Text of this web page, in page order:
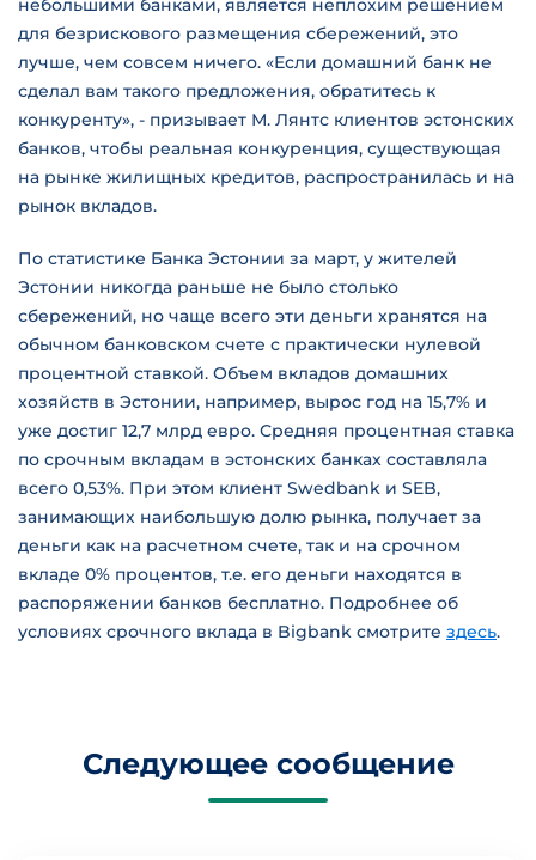
небольшими банками, является неплохим решением
для безрискового размещения сбережений, это
лучше, чем совсем ничего. «Если домашний банк не
сделал вам такого предложения, обратитесь к
конкуренту», - призывает М. Лянтс клиентов эстонских
банков, чтобы реальная конкуренция, существующая
на рынке жилищных кредитов, распространилась и на
рынок вкладов.
По статистике Банка Эстонии за март, у жителей
Эстонии никогда раньше не было столько
сбережений, но чаще всего эти деньги хранятся на
обычном банковском счете с практически нулевой
процентной ставкой. Объем вкладов домашних
хозяйств в Эстонии, например, вырос год на 15,7% и
уже достиг 12,7 млрд евро. Средняя процентная ставка
по срочным вкладам в эстонских банках составляла
всего 0,53%. При этом клиент Swedbank и SEB,
занимающих наибольшую долю рынка, получает за
деньги как на расчетном счете, так и на срочном
вкладе 0% процентов, т.е. его деньги находятся в
распоряжении банков бесплатно. Подробнее об
условиях срочного вклада в Bigbank смотрите здесь.
Следующее сообщение